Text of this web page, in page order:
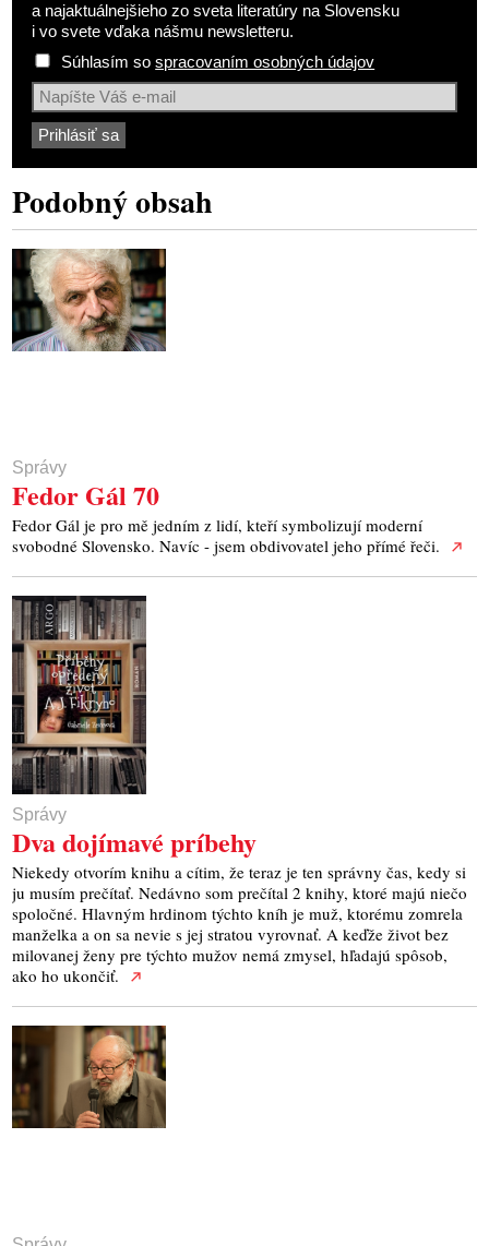
a najaktuálnejšieho zo sveta literatúry na Slovensku
i vo svete vďaka nášmu newsletteru.
Súhlasím sospracovaním osobných údajov
Podobný obsah
Správy
Fedor Gál 70
Fedor Gál je pro mě jedním z lidí, kteří symbolizují moderní
svobodné Slovensko. Navíc - jsem obdivovatel jeho přímé řeči.
Správy
Dva dojímavé príbehy
Niekedy otvorím knihu a cítim, že teraz je ten správny čas, kedy si
ju musím prečítať. Nedávno som prečítal 2 knihy, ktoré majú niečo
spoločné. Hlavným hrdinom týchto kníh je muž, ktorému zomrela
manželka a on sa nevie s jej stratou vyrovnať. A keďže život bez
milovanej ženy pre týchto mužov nemá zmysel, hľadajú spôsob,
ako ho ukončiť.